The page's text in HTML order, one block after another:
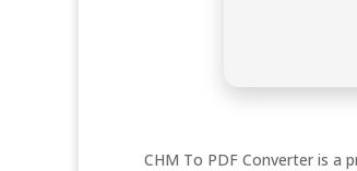
CHM To PDF Converter is a